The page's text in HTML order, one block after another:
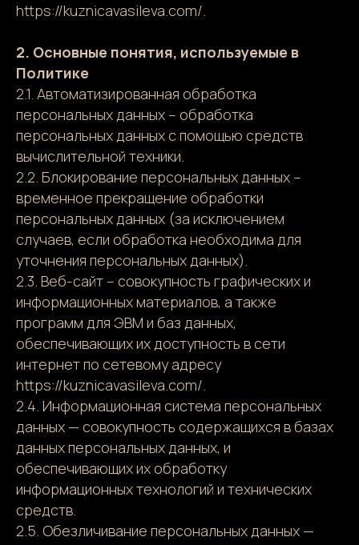
https://kuznicavasileva.com/.
2. Основные понятия, используемые в
Политике
2.1. Автоматизированная обработка
персональных данных – обработка
персональных данных с помощью средств
вычислительной техники.
2.2. Блокирование персональных данных –
временное прекращение обработки
персональных данных (за исключением
случаев, если обработка необходима для
уточнения персональных данных).
2.3. Веб-сайт – совокупность графических и
информационных материалов, а также
программ для ЭВМ и баз данных,
обеспечивающих их доступность в сети
интернет по сетевому адресу
https://kuznicavasileva.com/.
2.4. Информационная система персональных
данных — совокупность содержащихся в базах
данных персональных данных, и
обеспечивающих их обработку
информационных технологий и технических
средств.
2.5. Обезличивание персональных данных —